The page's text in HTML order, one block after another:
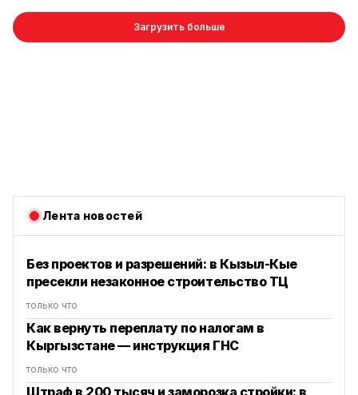
Загрузить больше
Лента новостей
Без проектов и разрешений: в Кызыл-Кые
пресекли незаконное строительство ТЦ
только что
Как вернуть переплату по налогам в
Кыргызстане — инструкция ГНС
только что
Штраф в 200 тысяч и заморозка стройки: в